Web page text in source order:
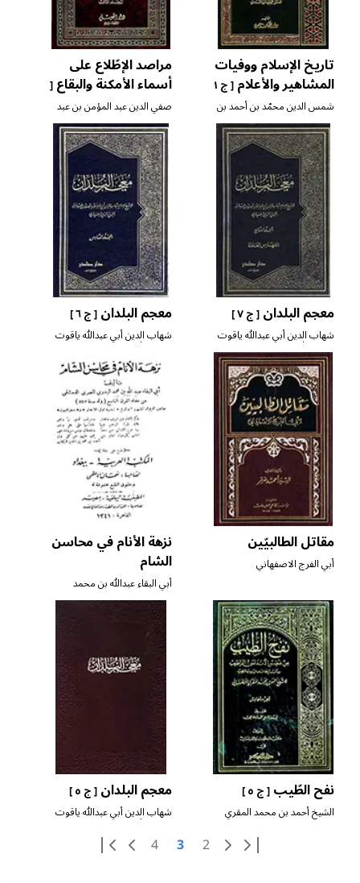
تاريخ الإسلام ووفيات
المشاهير والأعلام
[ ج ١
]شمس الدين محمّد بن أحمد بن
عثمان الذّهبي
مراصد الإطّلاع على
أسماء الأمكنة والبقاع[
ج ٣ ]
صفي الدين عبد المؤمن بن عبد
الحق البغدادي
معجم البلدان[ ج ٧ ]
شهاب الدين أبي عبدالله ياقوت
بن عبدالله الحموي الرومي
البغدادي
معجم البلدان[ ج ٦ ]
شهاب الدين أبي عبدالله ياقوت
بن عبدالله الحموي الرومي
البغدادي
مقاتل الطالبيّين
أبي الفرج الاصفهاني
نزهة الأنام في محاسن
الشام
أبي البقاء عبدالله بن محمد
البدري المصري الدمشقي
نفح الطّيب[ ج ٥ ]
الشيخ أحمد بن محمد المقري
التلمساني
معجم البلدان[ ج ٥ ]
شهاب الدين أبي عبدالله ياقوت
بن عبدالله الحموي الرومي
البغدادي 2
3
4